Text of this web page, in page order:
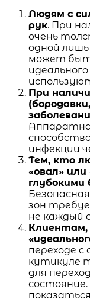
Людям с
рук. При
очень
одной
может
При
инфекции
Тем, кто
«овал»
зон
не каждый
переходе с
кутикуле
для